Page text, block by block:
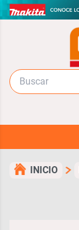
INICIO